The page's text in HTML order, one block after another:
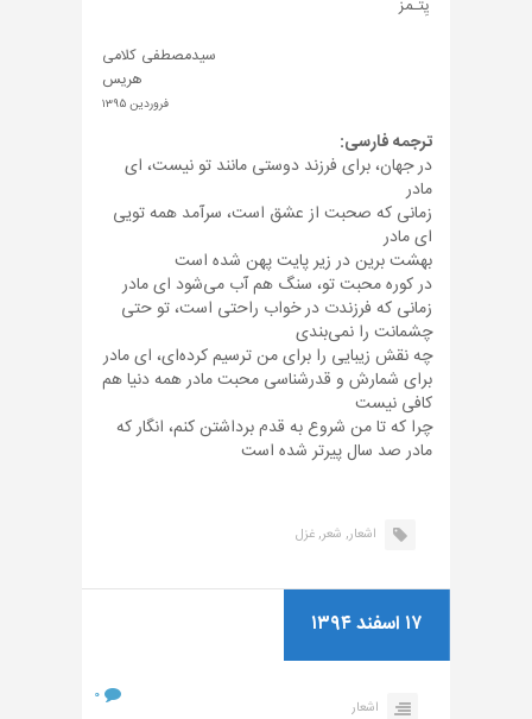
یِتـمز
سیدمصطفی کلامی
هریس
فروردین ۱۳۹۵
ترجمه فارسی:
در جهان، برای فرزند دوستی مانند تو نیست، ای
مادر
زمانی که صحبت از عشق است، سرآمد همه تویی
ای مادر
بهشت برین در زیر پایت پهن شده است
در کوره محبت تو، سنگ هم آب می‌شود ای مادر
زمانی که فرزندت در خواب راحتی است، تو حتی
چشمانت را نمی‌بندی
چه نقش زیبایی را برای من ترسیم کرده‌ای، ای مادر
برای شمارش و قدرشناسی محبت مادر همه دنیا هم
کافی نیست
چرا که تا من شروع به قدم برداشتن کنم، انگار که
مادر صد سال پیرتر شده است
اشعار, شعر,غزل
۱۷ اسفند ۱۳۹۴
اشعار
۰